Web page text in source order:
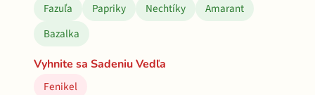
Fazuľa Papriky Nechtíky
Amarant
Bazalka
Vyhnite sa Sadeniu Vedľa
Fenikel